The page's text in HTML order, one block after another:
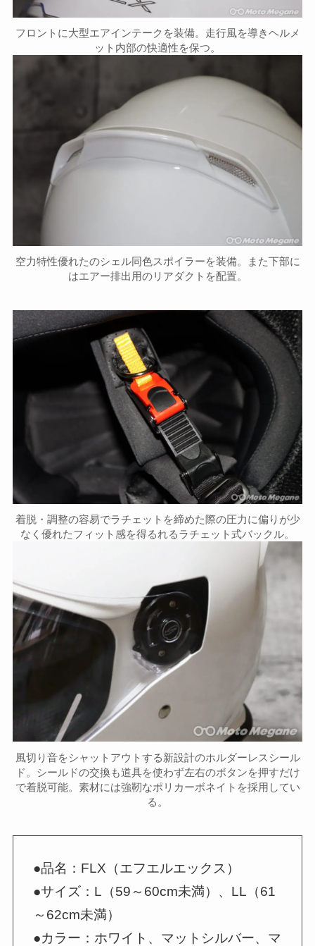
フロントに大型エアインテークを装備。走行風を導きヘルメ
ット内部の快適性を保つ。
空力特性優れたのシェル同色スポイラーを装備。また下部に
はエアー排出用のリアダクトを配置。
着脱・調整の容易でラチェットを締めた際の圧力に偏りが少
なく優れたフィット感を得るれるラチェット式バックル。
風切り音をシャットアウトする新設計のホルダーレスシール
ド。シールドの交換も道具を使わず左右のボタンを押すだけ
で着脱可能。素材には強靭なポリカーボネイトを採用してい
る。
●品名：FLX（エフエルエックス）
●サイズ：L（59～60cm未満）、LL（61
～62cm未満）
●カラー：ホワイト、マットシルバー、マ